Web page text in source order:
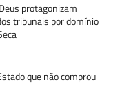
protagonizam
tribunais por domínio
que não comprou